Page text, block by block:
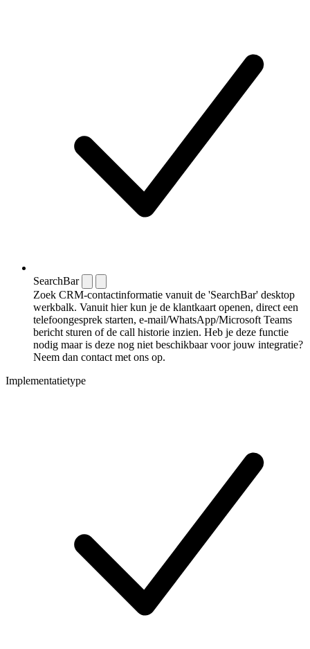
SearchBar
Zoek CRM-contactinformatie vanuit de 'SearchBar' desktop
werkbalk. Vanuit hier kun je de klantkaart openen, direct een
telefoongesprek starten, e-mail/WhatsApp/Microsoft Teams
bericht sturen of de call historie inzien. Heb je deze functie
nodig maar is deze nog niet beschikbaar voor jouw integratie?
Neem dan contact met ons op.
Implementatietype